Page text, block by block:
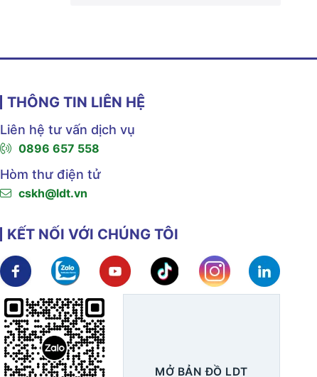
THÔNG TIN LIÊN HỆ
Liên hệ tư vấn dịch vụ
0896 657 558
Hòm thư điện tử
cskh@ldt.vn
KẾT NỐI VỚI CHÚNG TÔI
Xem chi tiếtXem chi tiếtXem chi tiếtXem chi tiếtXem chi tiết
MỞ BẢN ĐỒ LDT